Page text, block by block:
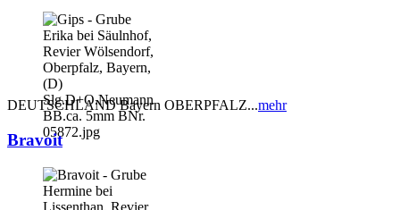
DEUTSCHLAND Bayern OBERPFALZ...mehr
Bravoit